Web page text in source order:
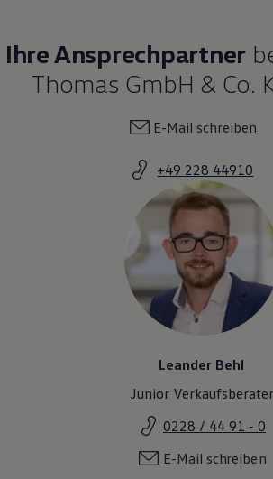
Ihre Ansprechpartner
Thomas GmbH & Co.
E-Mail schreiben
+49 228 44910
Leander Behl
Junior Verkaufsberater
0228 / 44 91 - 0
E-Mail schreiben